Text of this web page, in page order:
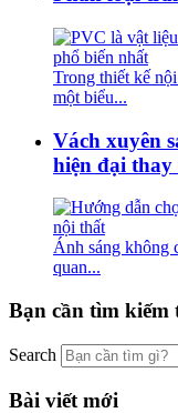
Trong thiết kế
một biểu...
Vách xuyên
hiện đại
Ánh sáng không
quan...
Bạn cần tìm kiếm
Search
Bài viết mới